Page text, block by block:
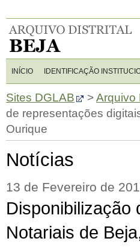
INÍCIO IDENTIFICAÇÃO
Sites DGLAB >Arquivo
de representações
Ourique
Notícias
13 de Fevereiro de
Disponibilização
Notariais de